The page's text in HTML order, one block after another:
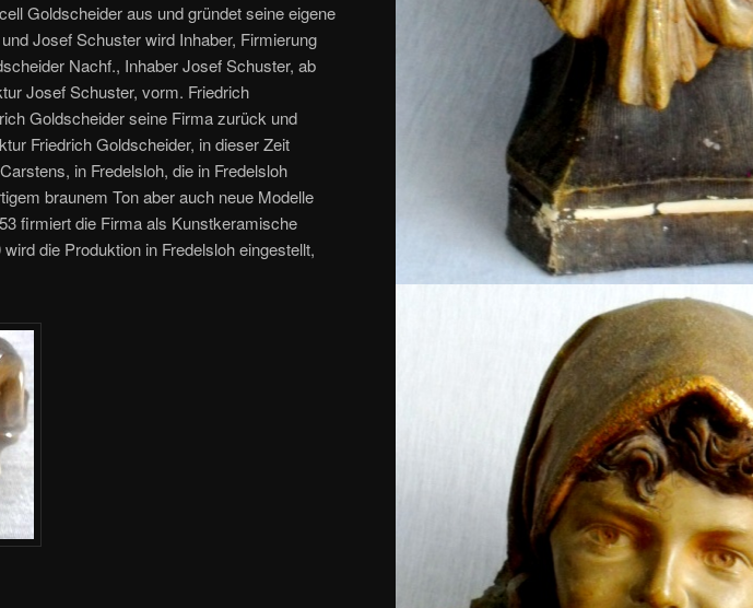
Goldscheider aus und gründet seine eigene
Josef Schuster wird Inhaber, Firmierung
Nachf., Inhaber Josef Schuster, ab
Josef Schuster, vorm. Friedrich
Goldscheider seine Firma zurück und
Friedrich Goldscheider, in dieser Zeit
in Fredelsloh, die in Fredelsloh
braunem Ton aber auch neue Modelle
firmiert die Firma als Kunstkeramische
die Produktion in Fredelsloh eingestellt,